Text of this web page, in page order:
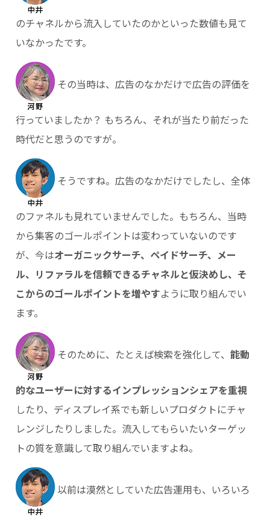
のチャネルから流入していたのかといった数値も見て
いなかったです。
その当時は、広告のなかだけで広告の評価を
行っていましたか？ もちろん、それが当たり前だった
時代だと思うのですが。
そうですね。広告のなかだけでしたし、全体
のファネルも見れていませんでした。もちろん、当時
から集客のゴールポイントは変わっていないのです
が、今はオーガニックサーチ、ペイドサーチ、メー
ル、リファラルを信頼できるチャネルと仮決めし、そ
こからのゴールポイントを増やすように取り組んでい
ます。
そのために、たとえば検索を強化して、 能動
的なユーザーに対するインプレッションシェアを重視
したり、ディスプレイ系でも新しいプロダクトにチャ
レンジしたりしました。流入してもらいたいターゲッ
トの質を意識して取り組んでいますよね。
以前は漠然としていた広告運用も、いろいろ